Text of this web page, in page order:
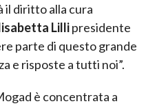
il diritto alla cura
Lillipresidente
parte di questo grande
e risposte a tutti noi”.
è concentrata a